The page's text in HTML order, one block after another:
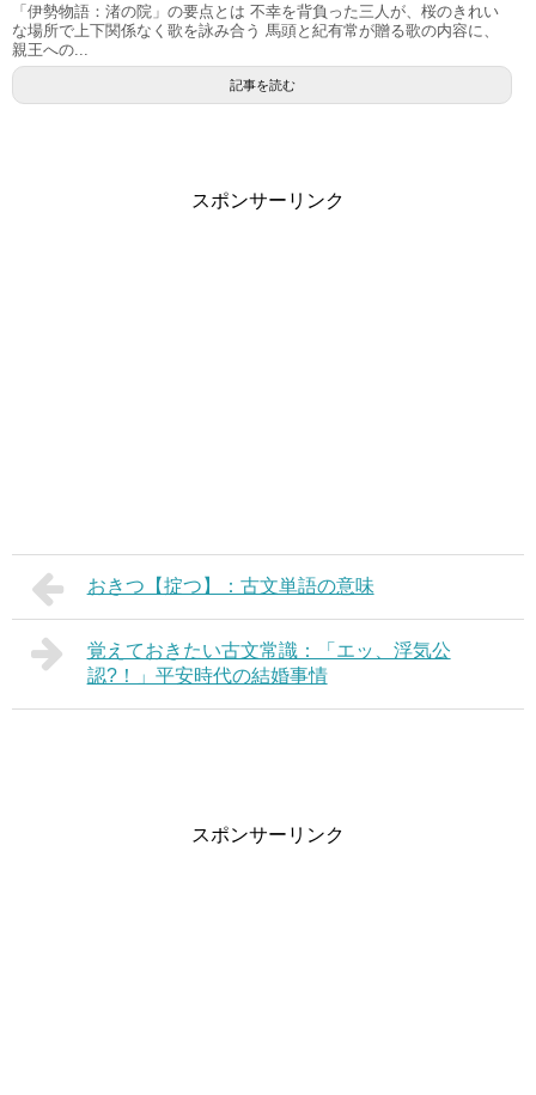
「伊勢物語：渚の院」の要点とは 不幸を背負った三人が、桜のきれい
な場所で上下関係なく歌を詠み合う 馬頭と紀有常が贈る歌の内容に、
親王への...
記事を読む
スポンサーリンク
おきつ【掟つ】：古文単語の意味
覚えておきたい古文常識：「エッ、浮気公
認?！」平安時代の結婚事情
スポンサーリンク